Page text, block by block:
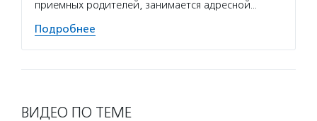
приемных родителей, занимается адресной…
Подробнее
ВИДЕО ПО ТЕМЕ